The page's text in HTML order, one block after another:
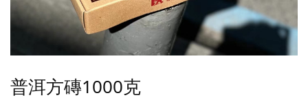
普洱方磚1000克